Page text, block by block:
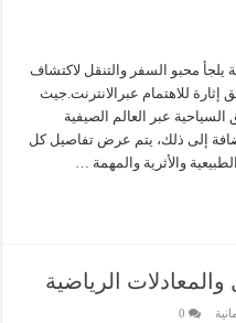
يلجأ محبو السفر والتنقل لاكتشاف
للاهتمام عبرالانترنت.جيث
عبر العالم الصيفية
إلى ذلك، يتم عرض تفاصيل كل
والأثرية والمهمة …
الرياضية
0